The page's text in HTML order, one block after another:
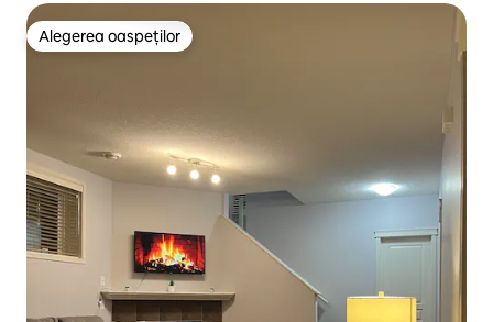
Alegerea oaspeților
Alegerea oaspeților